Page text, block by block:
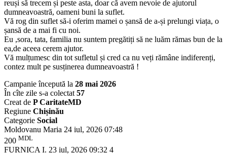
reuși să trecem și peste asta, doar că avem nevoie de ajutorul
dumneavoastră, oameni buni la suflet.
Vă rog din suflet să-i oferim mamei o șansă de a-și prelungi viața, o
șansă de a mai fi cu noi.
Eu ,sora, tata, familia nu suntem pregătiți să ne luăm rămas bun de la
ea,de aceea cerem ajutor.
Vă mulțumesc din tot sufletul și cred ca nu veți rămâne indiferenți,
contez mult pe susținerea dumneavoastră !
Campanie începută la 28 mai 2026
În cîte zile s-a colectat 57
Creat de P CaritateMD
Regiune Chișinău
Categorie Social
Moldovanu Maria 24 iul, 2026 07:48
200 MDL
FURNICA I. 23 iul, 2026 09:32 4